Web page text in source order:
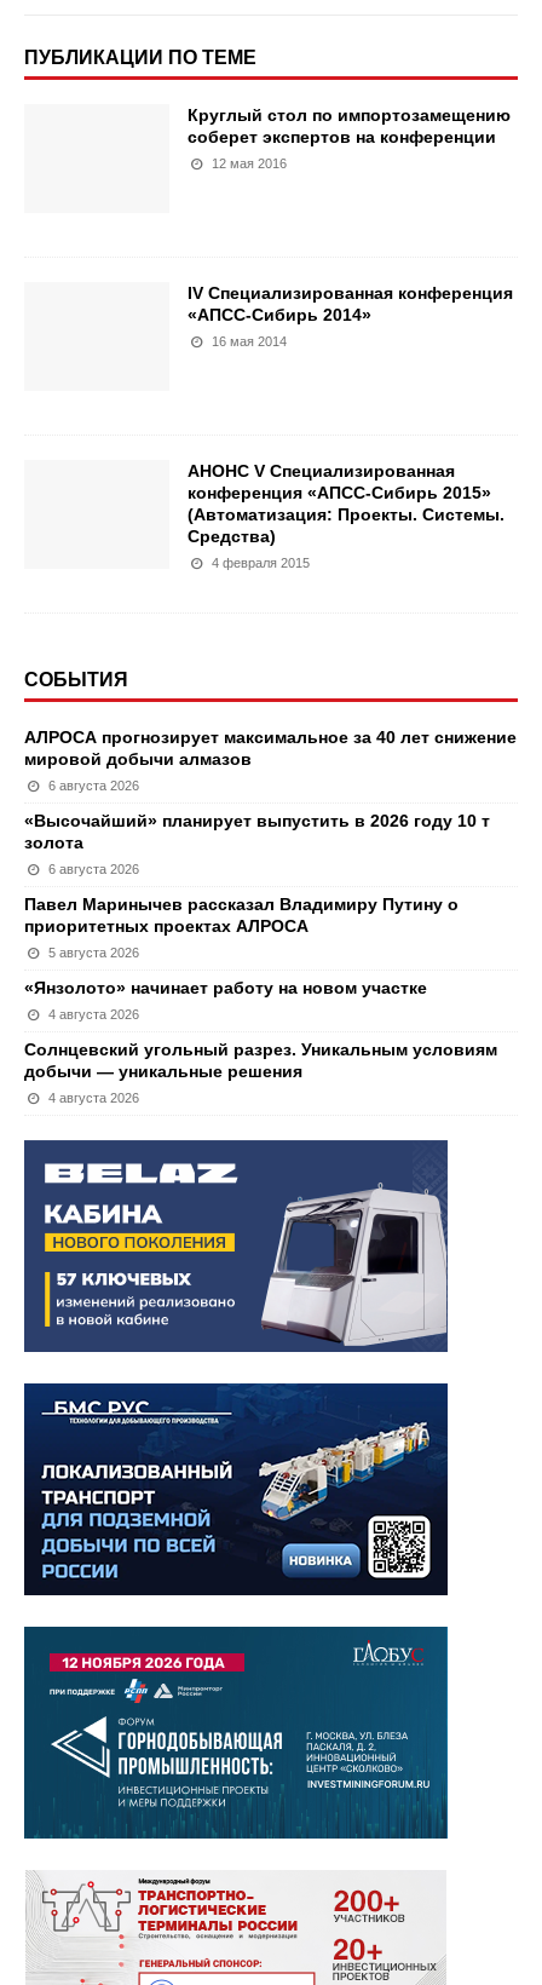
ПУБЛИКАЦИИ ПО ТЕМЕ
Круглый стол по импортозамещению
соберет экспертов на конференции
12 мая 2016
IV Специализированная конференция
«АПСС-Сибирь 2014»
16 мая 2014
АНОНС V Специализированная
конференция «АПСС-Сибирь 2015»
(Автоматизация: Проекты. Системы.
Средства)
4 февраля 2015
СОБЫТИЯ
АЛРОСА прогнозирует максимальное за 40 лет снижение
мировой добычи алмазов
6 августа 2026
«Высочайший» планирует выпустить в 2026 году 10 т
золота
6 августа 2026
Павел Маринычев рассказал Владимиру Путину о
приоритетных проектах АЛРОСА
5 августа 2026
«Янзолото» начинает работу на новом участке
4 августа 2026
Солнцевский угольный разрез. Уникальным условиям
добычи — уникальные решения
4 августа 2026